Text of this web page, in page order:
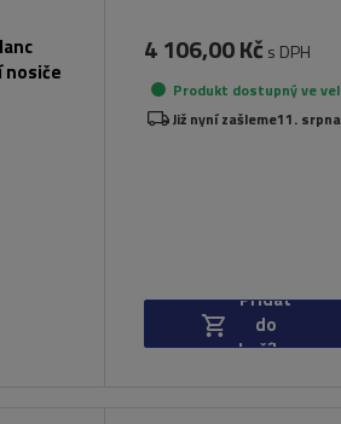
nosiče
4 106,00 Kč s DPH
Produkt dostupný ve
Již nyní zašleme11. srpna
Přidat
do
košíku